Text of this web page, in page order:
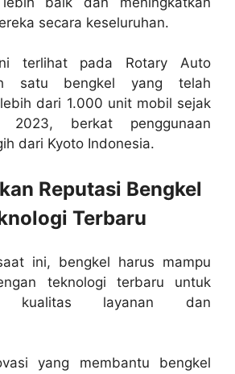
secara keseluruhan.
terlihat pada Rotary Auto
satu bengkel yang telah
dari 1.000 unit mobil sejak
2023, berkat penggunaan
dari Kyoto Indonesia.
Reputasi Bengkel
Terbaru
ini, bengkel harus mampu
teknologi terbaru untuk
kualitas layanan dan
yang membantu bengkel